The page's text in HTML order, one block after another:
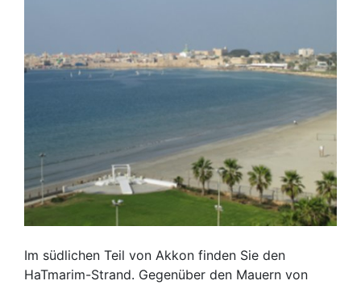
Im südlichen Teil von Akkon finden Sie den
HaTmarim-Strand. Gegenüber den Mauern von